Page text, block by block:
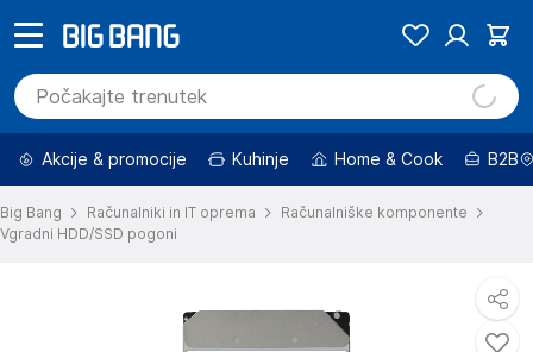
Akcije & promocije Kuhinje Home & Cook B2B
Big Bang Računalniki in IT oprema
Računalniške komponente
Vgradni HDD/SSD pogoni